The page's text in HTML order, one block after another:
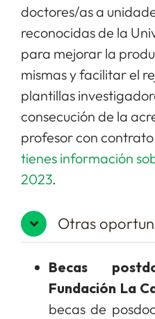
doctores/as a
reconocidas de la
para mejorar la
mismas y facilitar el
plantillas
consecución de la
profesor con
tienes información
2023.
Otras
Becas
Fundación La
becas de